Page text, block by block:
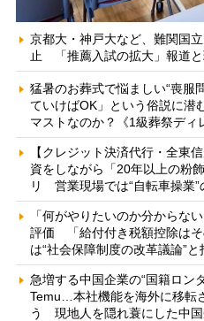
京都大・神戸大など、難関国
止 「推薦入試の拡大」報道
猛暑のお葬式で悩ましい“喪
ていけばOK」という俗説に潜
マストなのか？《1級葬祭ディ
【クレジット決済代行・全東
資をしながら「20年以上の粉
リ 営業現場では“自転車操業”
「何がやりたいのか分からな
評価 「給付付き税額控除は
は“社会保障制度の改革議論”と
急増する中国企業の“国籍ロン
Temu…本社機能を海外に移転
う 現地人を隠れ蓑にした中